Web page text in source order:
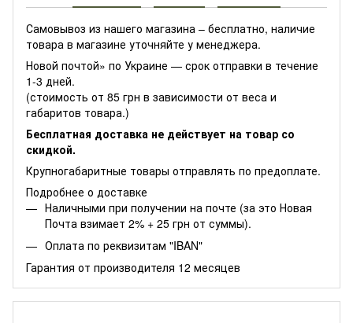
Самовывоз из нашего магазина – бесплатно, наличие
товара в магазине уточняйте у менеджера.
Новой почтой» по Украине — срок отправки в течение
1-3 дней.
(стоимость от 85 грн в зависимости от веса и
габаритов товара.)
Бесплатная доставка не действует на товар со
скидкой.
Крупногабаритные товары отправлять по предоплате.
Подробнее о доставке
Наличными при получении на почте (за это Новая
Почта взимает 2% + 25 грн от суммы).
Оплата по реквизитам "IBAN"
Гарантия от производителя 12 месяцев